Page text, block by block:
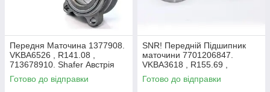
Передня Маточина 1377908.
VKBA6526 , R141.08 ,
713678910. Shafer Австрія
Готово до відправки
SNR! Передній Підшипник
маточини 7701206847.
VKBA3618 , R155.69 ,
713644120. Франція!
Готово до відправки